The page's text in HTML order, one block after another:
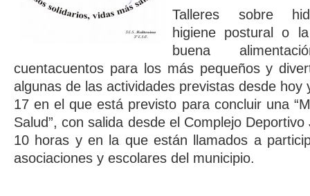
Talleres sobre
higiene postural o
buena
cuentacuentos para los más pequeños y
algunas de las actividades previstas desde hoy
17 en el que está previsto para concluir una
Salud”, con salida desde el Complejo
10 horas y en la que están llamados a
asociaciones y escolares del municipio.